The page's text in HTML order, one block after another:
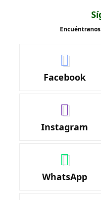
Facebook
Instagram
WhatsApp